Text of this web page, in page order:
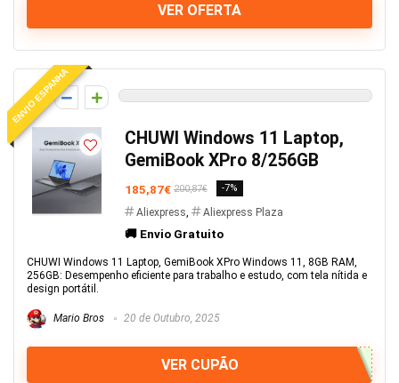
VER OFERTA
ENVIO ESPANHA
0
CHUWI Windows 11 Laptop,
GemiBook XPro 8/256GB
185,87€ 200,87€ -7%
Aliexpress, Aliexpress Plaza
🚚 Envio Gratuito
CHUWI Windows 11 Laptop, GemiBook XPro Windows 11, 8GB RAM,
256GB: Desempenho eficiente para trabalho e estudo, com tela nítida e
design portátil.
Mario Bros 20 de Outubro, 2025
VER CUPÃO